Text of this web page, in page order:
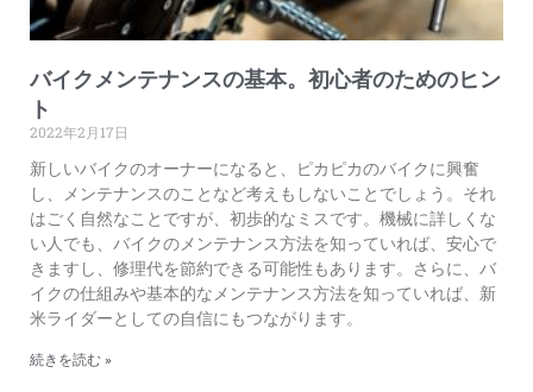
バイクメンテナンスの基本。初心者のためのヒン
ト
2022年2月17日
新しいバイクのオーナーになると、ピカピカのバイクに興奮
し、メンテナンスのことなど考えもしないことでしょう。それ
はごく自然なことですが、初歩的なミスです。機械に詳しくな
い人でも、バイクのメンテナンス方法を知っていれば、安心で
きますし、修理代を節約できる可能性もあります。さらに、バ
イクの仕組みや基本的なメンテナンス方法を知っていれば、新
米ライダーとしての自信にもつながります。
続きを読む »